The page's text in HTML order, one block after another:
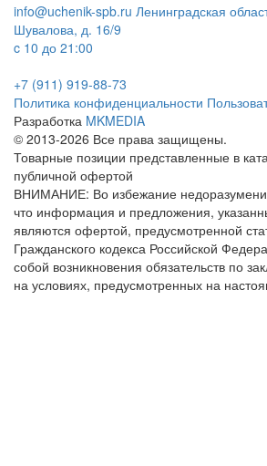
info@uchenik-spb.ru Ленинградская
Шувалова, д. 16/9
c 10 до 21:00
+7 (911) 919-88-73
Политика конфиденциальности
Разработка MKMEDIA
© 2013-2026 Все права защищены.
Товарные позиции представленные в
публичной офертой
ВНИМАНИЕ: Во избежание
что информация и предложения,
являются офертой, предусмотренной
Гражданского кодекса Российской
собой возникновения обязательств по
на условиях, предусмотренных на